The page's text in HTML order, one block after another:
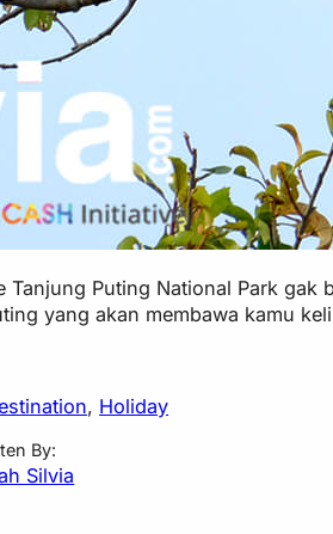
Tanjung Puting National Park
yang akan membawa kamu
, Holiday
By:
Silvia